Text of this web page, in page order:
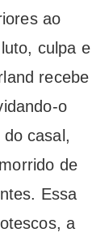
ao
culpa e
recebe
o
do casal,
de
Essa
a